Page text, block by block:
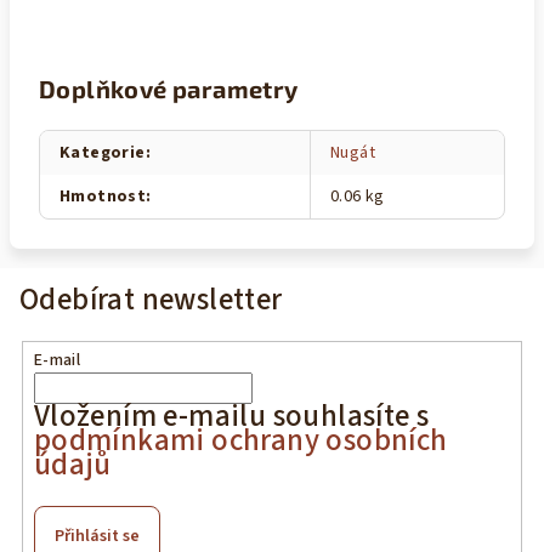
Doplňkové parametry
Kategorie:
Nugát
Hmotnost: 0.06 kg
Odebírat newsletter
E-mail
Vložením e-mailu souhlasíte s
podmínkami ochrany osobních
údajů
Přihlásit se